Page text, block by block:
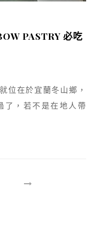
PASTRY 必吃
位在於宜蘭冬山鄉，
了，若不是在地人帶